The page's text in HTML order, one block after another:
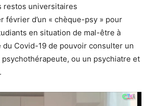
restos universitaires
février d’un « chèque-psy » pour
en situation de mal-être à
du Covid-19 de pouvoir consulter un
ou un psychiatre et